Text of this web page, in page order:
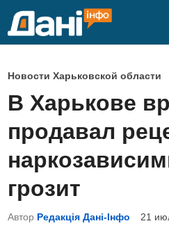
О
п
у
б
л
и
о
Новости Харьковской области
В Харькове
продавал
грозит
Автор Редакція Дані-Інфо 21